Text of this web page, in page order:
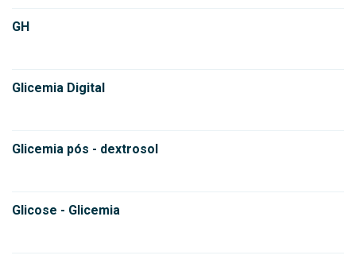
GH
Glicemia Digital
Glicemia pós - dextrosol
Glicose - Glicemia